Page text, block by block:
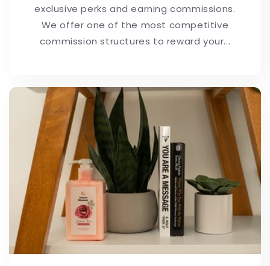
exclusive perks and earning commissions.
We offer one of the most competitive
commission structures to reward your...